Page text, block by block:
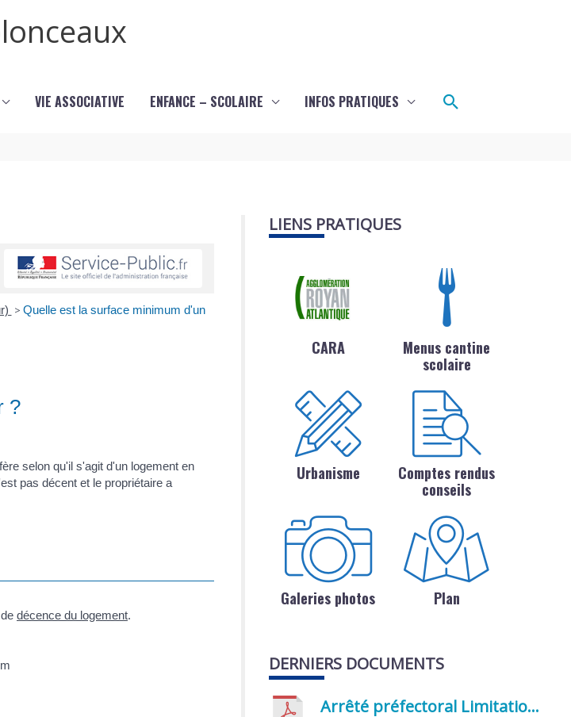
VIE ASSOCIATIVE ENFANCE – SCOLAIRE INFOS PRATIQUES Rechercher
> Quelle est la surface minimum d'un
?
selon qu'il s'agit d'un logement en
pas décent et le propriétaire a
décence du logement.
LIENS PRATIQUES
CARA
Menus cantine
scolaire
Urbanisme
Comptes rendus
conseils
Galeries photos Plan
DERNIERS DOCUMENTS
Arrêté préfectoral Limitation provisoire des usages de l’eau